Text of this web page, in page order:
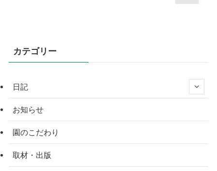
カテゴリー
日記
お知らせ
園のこだわり
取材・出版